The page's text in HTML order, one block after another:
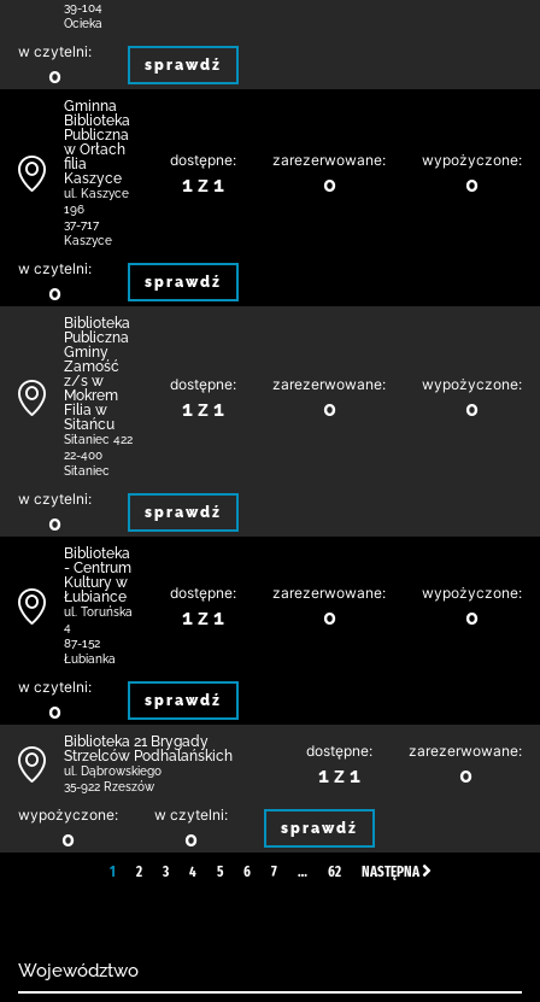
39-104
Ocieka
w czytelni:
0 sprawdź
Gminna
Biblioteka
Publiczna
w Orłach
filia
Kaszyce
ul. Kaszyce
196
37-717
Kaszyce
dostępne:
1 z 1
zarezerwowane:
0
wypożyczone:
0
w czytelni:
0 sprawdź
Biblio­teka
Publiczna
Gminy
Zamość
z/s w
Mokrem
Filia w
Sitańcu
Sitaniec 422
22-400
Sitaniec
dostępne:
1 z 1
zarezerwowane:
0
wypożyczone:
0
w czytelni:
0 sprawdź
Biblioteka
- Centrum
Kultury w
Łubiance
ul. Toruńska
4
87-152
Łubianka
dostępne:
1 z 1
zarezerwowane:
0
wypożyczone:
0
w czytelni:
0 sprawdź
Biblioteka 21 Brygady
Strzelców Podhalańskich
ul. Dąbrowskiego
35-922 Rzeszów
dostępne:
1 z 1
zarezerwowane:
0
wypożyczone:
0
w czytelni:
0 sprawdź
1 2 3 4 5 6 7 … 62 NASTĘPNA
Województwo